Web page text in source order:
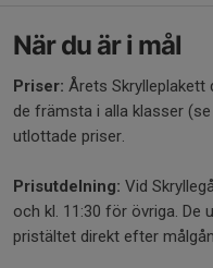
När du är i mål
Priser: Årets Skrylleplakett
de främsta i alla klasser
utlottade priser.
Prisutdelning: Vid
och kl. 11:30 för övriga. De
pristältet direkt efter